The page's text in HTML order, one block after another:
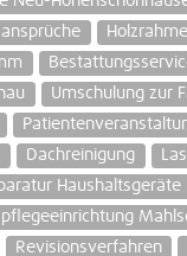
Umschulung zur
Dachreinigung
Revisionsverfahren